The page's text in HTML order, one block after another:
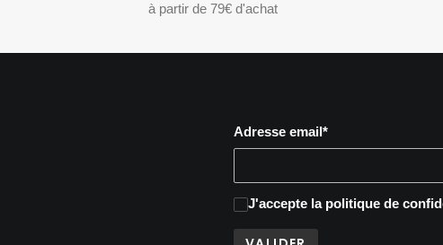
à partir de 79€ d'achat
Adresse email*
J'accepte la politique de